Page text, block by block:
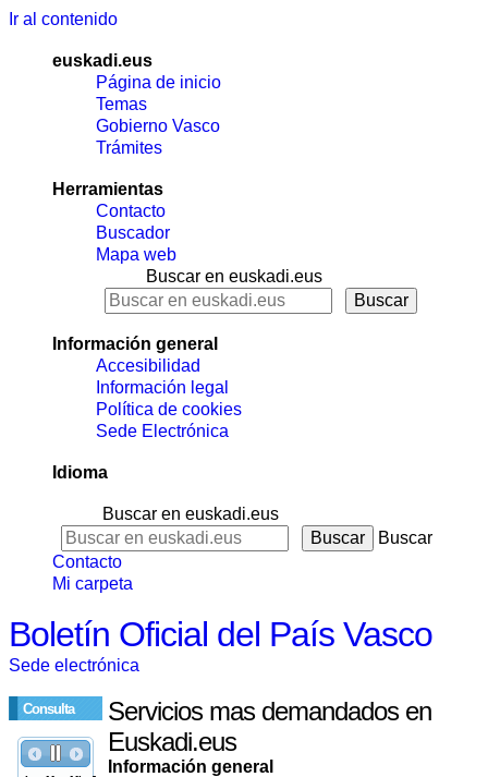
Ir al contenido
euskadi.eus
Página de inicio
Temas
Gobierno Vasco
Trámites
Herramientas
Contacto
Buscador
Mapa web
Buscar en euskadi.eus
Información general
Accesibilidad
Información legal
Política de cookies
Sede Electrónica
Idioma
Buscar en euskadi.eus
Buscar
Contacto
Mi carpeta
Boletín Oficial del País Vasco
Sede electrónica
Consulta
Servicios mas demandados en
Euskadi.eus
Información general